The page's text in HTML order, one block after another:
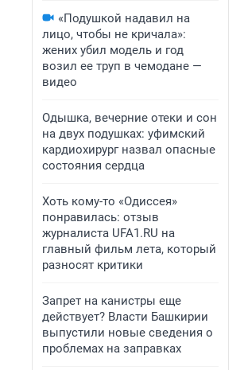
«Подушкой надавил на
лицо, чтобы не кричала»:
жених убил модель и год
возил ее труп в чемодане —
видео
Одышка, вечерние отеки и сон
на двух подушках: уфимский
кардиохирург назвал опасные
состояния сердца
Хоть кому-то «Одиссея»
понравилась: отзыв
журналиста UFA1.RU на
главный фильм лета, который
разносят критики
Запрет на канистры еще
действует? Власти Башкирии
выпустили новые сведения о
проблемах на заправках